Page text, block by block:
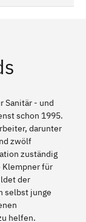
Sanitär - und
schon 1995.
darunter
zwölf
zuständig
Klempner für
der
selbst junge
helfen.